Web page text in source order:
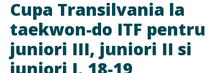
Cupa Transilvania la
taekwon-do ITF pentru
juniori III, juniori II si